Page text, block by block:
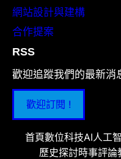
網站設計與建構
合作提案
RSS
歡迎追蹤我們的最新消
歡迎訂閱 !
首頁數位科技AI人工
歷史探討時事評論